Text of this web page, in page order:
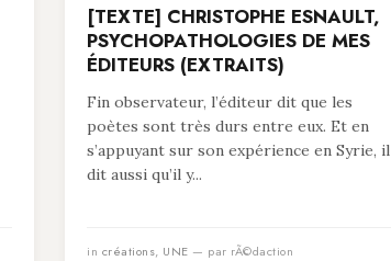
[TEXTE] CHRISTOPHE ESNAULT,
PSYCHOPATHOLOGIES DE MES
ÉDITEURS (EXTRAITS)
Fin observateur, l’éditeur dit que les
poètes sont très durs entre eux. Et en
s’appuyant sur son expérience en Syrie, il
dit aussi qu’il y...
in créations, UNE — par rÃ©daction